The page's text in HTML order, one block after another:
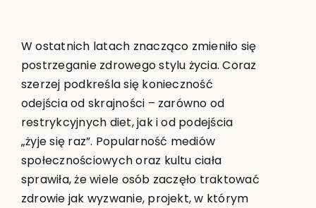
W ostatnich latach znacząco zmieniło się
postrzeganie zdrowego stylu życia. Coraz
szerzej podkreśla się konieczność
odejścia od skrajności – zarówno od
restrykcyjnych diet, jak i od podejścia
„żyje się raz”. Popularność mediów
społecznościowych oraz kultu ciała
sprawiła, że wiele osób zaczęło traktować
zdrowie jak wyzwanie, projekt, w którym